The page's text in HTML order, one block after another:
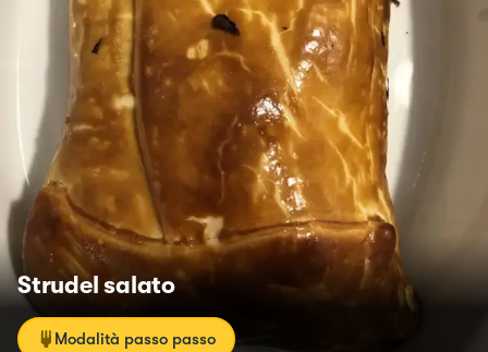
Strudel salato
Modalità passo passo